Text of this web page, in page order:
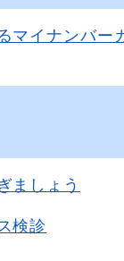
マイナンバー
ましょう
検診